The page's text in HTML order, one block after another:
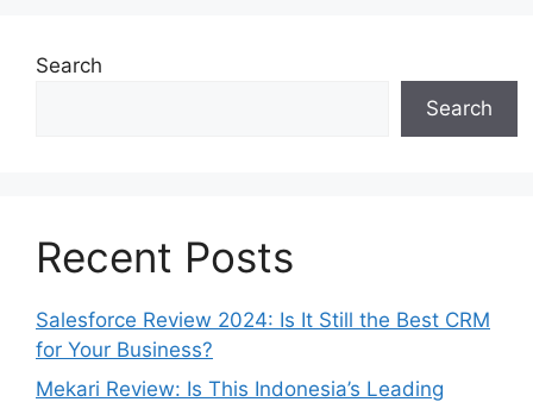
Search
Search
Recent Posts
Salesforce Review 2024: Is It Still the Best CRM
for Your Business?
Mekari Review: Is This Indonesia’s Leading